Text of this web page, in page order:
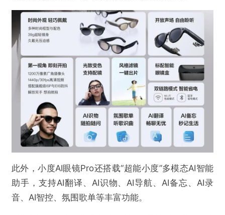
此外，小度AI眼镜Pro还搭载“超能小度”多模态AI智能
助手，支持AI翻译、AI识物、AI导航、AI备忘、AI录
音、AI智控、氛围歌单等丰富功能。